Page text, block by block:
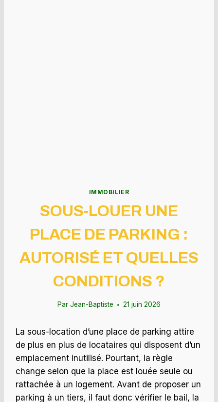
IMMOBILIER
SOUS-LOUER UNE
PLACE DE PARKING :
AUTORISÉ ET QUELLES
CONDITIONS ?
Par Jean-Baptiste 21 juin 2026
La sous-location d’une place de parking attire
de plus en plus de locataires qui disposent d’un
emplacement inutilisé. Pourtant, la règle
change selon que la place est louée seule ou
rattachée à un logement. Avant de proposer un
parking à un tiers, il faut donc vérifier le bail, la